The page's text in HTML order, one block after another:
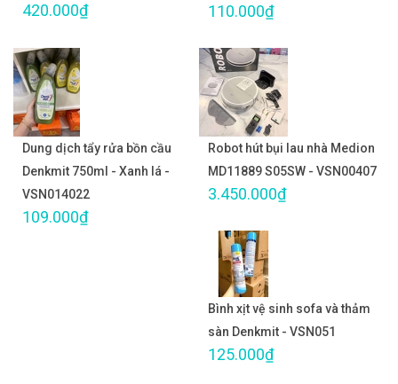
420.000₫ 110.000₫
Dung dịch tẩy rửa bồn cầu
Denkmit 750ml - Xanh lá -
VSN014022
109.000₫
Robot hút bụi lau nhà Medion
MD11889 S05SW - VSN00407
3.450.000₫
Bình xịt vệ sinh sofa và thảm
sàn Denkmit - VSN051
125.000₫